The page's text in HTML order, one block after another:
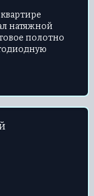
натяжной
полотно